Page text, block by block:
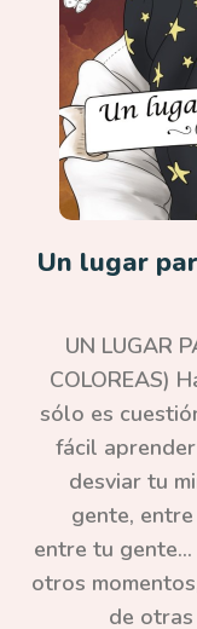
Un lugar
UN LUGAR
COLOREAS)
sólo es
fácil
desviar tu
gente,
entre tu
otros
de